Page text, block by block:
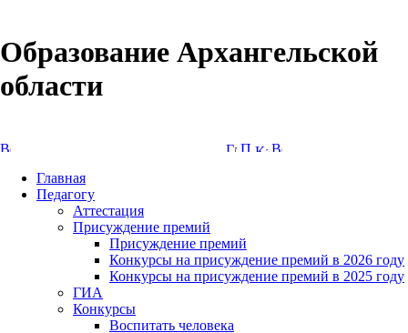
Образование Архангельской
области
Главная
Педагогу
Аттестация
Присуждение премий
Присуждение премий
Конкурсы на присуждение премий в 2026 году
Конкурсы на присуждение премий в 2025 году
ГИА
Конкурсы
Воспитать человека